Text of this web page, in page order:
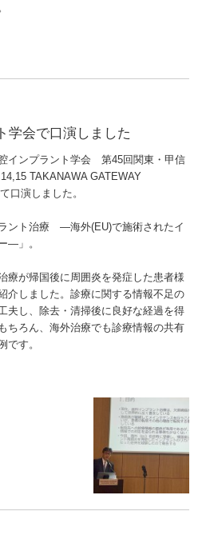
学会で口演しました
インプラント学会 第45回関東・甲信
TAKANAWA GATEWAY
口演しました。
ラント治療 ―海外(EU)で施術されたイ
―」。
療が帰国後に周囲炎を発症した患者様
介しました。診療に関する情報不足の
夫し、除去・清掃後に良好な経過を得
ちろん、海外治療でも診療情報の共有
です。